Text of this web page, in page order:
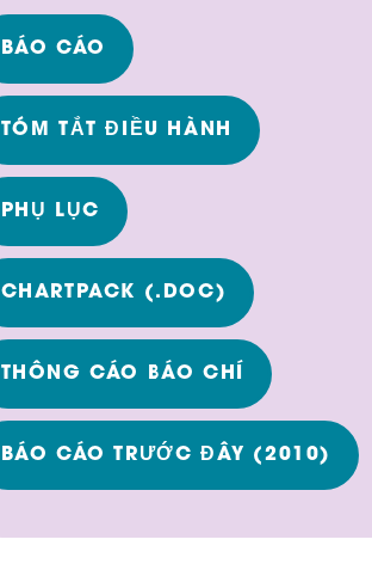
BÁO CÁO
TÓM TẮT ĐIỀU HÀNH
PHỤ LỤC
CHARTPACK (.DOC)
THÔNG CÁO BÁO CHÍ
BÁO CÁO TRƯỚC ĐÂY (2010)